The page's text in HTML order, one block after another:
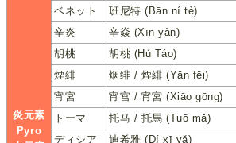
炎元素
Pyro
ベネット
班尼特 (Bān ní tè)
辛炎
辛焱 (Xīn yàn)
胡桃
胡桃 (Hú Táo)
煙緋
烟绯 / 煙緋 (Yān fēi)
宵宮
宵宫 / 宵宮 (Xiāo gōng)
トーマ
托马 / 托馬 (Tuō mǎ)
ディシア
迪希雅 (Dí xī yǎ)